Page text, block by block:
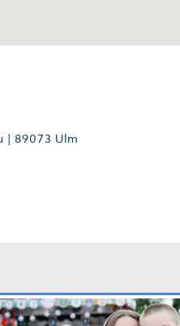
Scout
| 89073 Ulm